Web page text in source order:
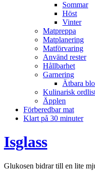
Sommar
Höst
Vinter
Matpreppa
Matplanering
Matförvaring
Använd rester
Hållbarhet
Garnering
Ätbara
Kulinarisk
Äpplen
Förberedbar mat
Klart på 30 minuter
Isglass
Glukosen bidrar till en lite